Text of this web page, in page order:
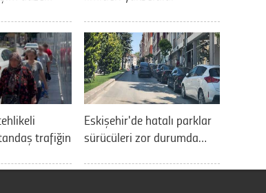
trafiğin
Eskişehir'de hatalı parklar
sürücüleri zor durumda…